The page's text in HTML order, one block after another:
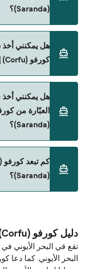
(Saranda)؟
إلى سارانده (Saranda) مع:
Ionian Seaways
Ferries
هل يمكنني أخذ
كورفو (Corfu) إلى سارانده (Saranda)؟
حالياً لا يُسمح
هل يمكنني أخذ
(Saranda)؟
(Corfu) و سارانده (Saranda).
(Saranda)؟
دليل كورفو (Corfu)
تقع في البحر الأيوني في
البحر الأيوني. كما دعا